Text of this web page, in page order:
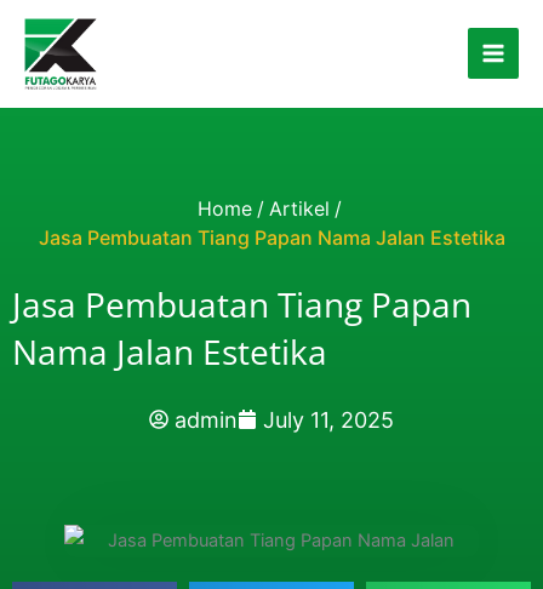
Skip to content
Home / Artikel /
Jasa Pembuatan Tiang Papan Nama Jalan Estetika
Jasa Pembuatan Tiang Papan
Nama Jalan Estetika
admin July 11, 2025